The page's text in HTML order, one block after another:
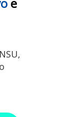
e